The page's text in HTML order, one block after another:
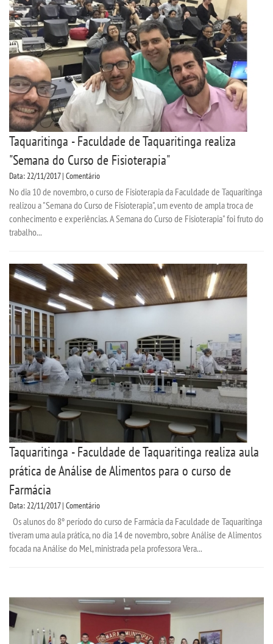
Taquaritinga - Faculdade de Taquaritinga realiza
"Semana do Curso de Fisioterapia"
Data: 22/11/2017 | Comentário
No dia 10 de novembro, o curso de Fisioterapia da Faculdade de Taquaritinga
realizou a "Semana do Curso de Fisioterapia", um evento de ampla troca de
conhecimento e experiências. A Semana do Curso de Fisioterapia" foi fruto do
trabalho...
Taquaritinga - Faculdade de Taquaritinga realiza aula
prática de Análise de Alimentos para o curso de
Farmácia
Data: 22/11/2017 | Comentário
Os alunos do 8º período do curso de Farmácia da Faculdade de Taquaritinga
tiveram uma aula prática, no dia 14 de novembro, sobre Análise de Alimentos
focada na Análise do Mel, ministrada pela professora Vera...